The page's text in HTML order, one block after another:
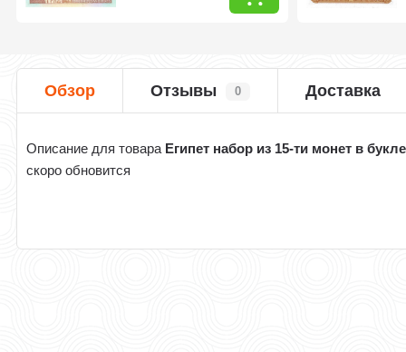
Обзор Отзывы 0 Доставка
Описание для товара Египет набор из 15-ти монет в
скоро обновится